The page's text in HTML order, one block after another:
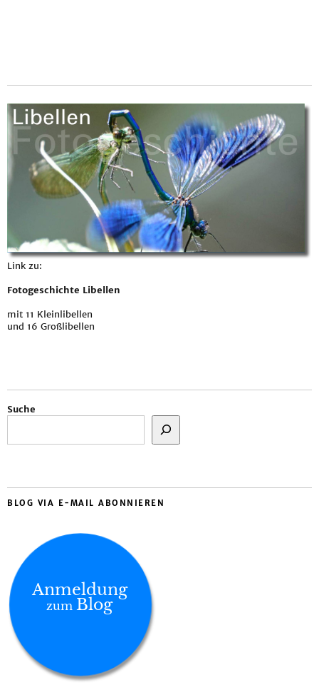
Link zu:
Fotogeschichte Libellen
mit 11 Kleinlibellen
und 16 Großlibellen
Suche
BLOG VIA E-MAIL ABONNIEREN
Anmeldung
zum Blog